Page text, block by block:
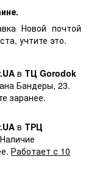
Новой почтой
учтите это.
в ТЦ Gorodok
Бандеры, 23.
заранее.
в ТРЦ
Работает с 10